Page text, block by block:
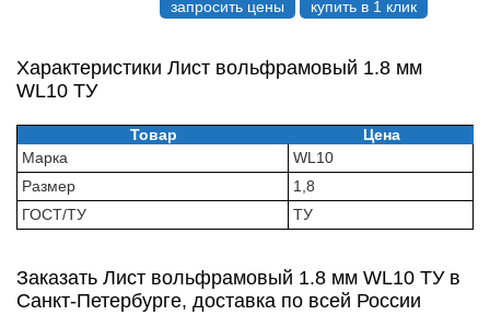
запросить цены купить в 1 клик
Характеристики Лист вольфрамовый 1.8 мм
WL10 ТУ
Товар
Цена
Марка
WL10
Размер
1,8
ГОСТ/ТУ
ТУ
Заказать Лист вольфрамовый 1.8 мм WL10 ТУ в
Санкт-Петербурге, доставка по всей России